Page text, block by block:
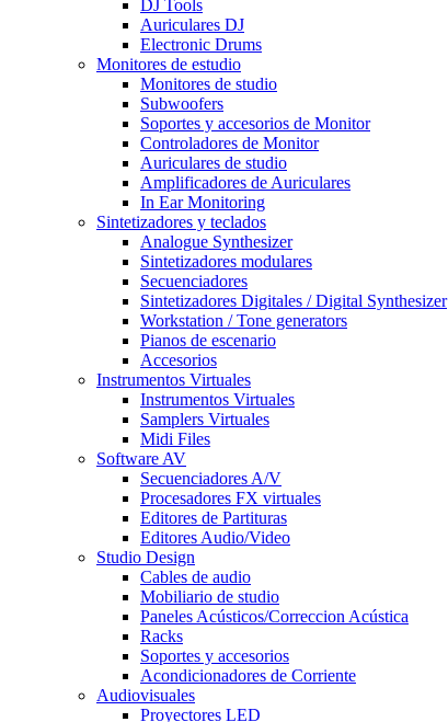
DJ Tools
Auriculares DJ
Electronic Drums
Monitores de estudio
Monitores de studio
Subwoofers
Soportes y accesorios de Monitor
Controladores de Monitor
Auriculares de studio
Amplificadores de Auriculares
In Ear Monitoring
Sintetizadores y teclados
Analogue Synthesizer
Sintetizadores modulares
Secuenciadores
Sintetizadores Digitales / Digital Synthesizer
Workstation / Tone generators
Pianos de escenario
Accesorios
Instrumentos Virtuales
Instrumentos Virtuales
Samplers Virtuales
Midi Files
Software AV
Secuenciadores A/V
Procesadores FX virtuales
Editores de Partituras
Editores Audio/Video
Studio Design
Cables de audio
Mobiliario de studio
Paneles Acústicos/Correccion Acústica
Racks
Soportes y accesorios
Acondicionadores de Corriente
Audiovisuales
Proyectores LED